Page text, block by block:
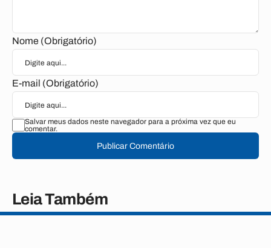
Nome (Obrigatório)
E-mail (Obrigatório)
Salvar meus dados neste navegador para a próxima vez que eu
comentar.
Publicar Comentário
Leia Também